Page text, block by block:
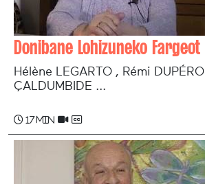
Donibane Lohizuneko Fargeot
Hélène LEGARTO , Rémi
ÇALDUMBIDE ...
17 min